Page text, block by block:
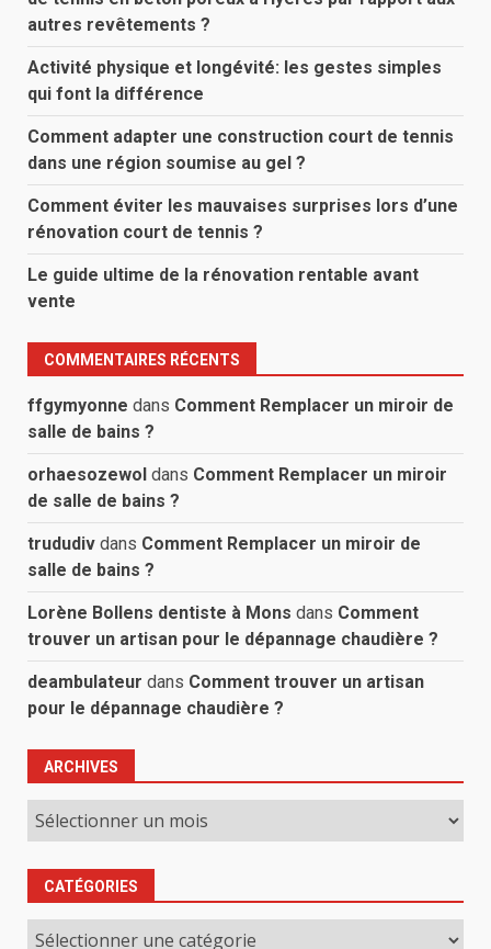
autres revêtements ?
Activité physique et longévité: les gestes simples
qui font la différence
Comment adapter une construction court de tennis
dans une région soumise au gel ?
Comment éviter les mauvaises surprises lors d’une
rénovation court de tennis ?
Le guide ultime de la rénovation rentable avant
vente
COMMENTAIRES RÉCENTS
ffgymyonne dans Comment Remplacer un miroir de
salle de bains ?
orhaesozewol dans Comment Remplacer un miroir
de salle de bains ?
trududiv dans Comment Remplacer un miroir de
salle de bains ?
Lorène Bollens dentiste à Mons dans Comment
trouver un artisan pour le dépannage chaudière ?
deambulateur dans Comment trouver un artisan
pour le dépannage chaudière ?
ARCHIVES
Archives
CATÉGORIES
Catégories